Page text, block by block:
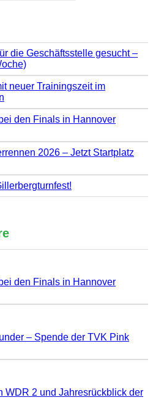
die Geschäftsstelle gesucht –
neuer Trainingszeit im
den Finals in Hannover
2026 – Jetzt Startplatz
den Finals in Hannover
– Spende der TVK Pink
WDR 2 und Jahresrückblick der